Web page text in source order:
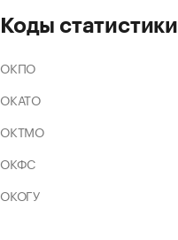
Коды статистики
ОКПО
ОКАТО
ОКТМО
ОКФС
ОКОГУ